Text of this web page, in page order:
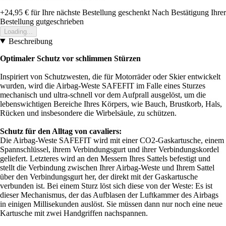
+24,95 € für Ihre nächste Bestellung geschenkt Nach Bestätigung Ihrer
Bestellung gutgeschrieben
Loading...
Beschreibung
Optimaler Schutz vor schlimmen Stürzen
Inspiriert von Schutzwesten, die für Motorräder oder Skier entwickelt
wurden, wird die Airbag-Weste SAFEFIT im Falle eines Sturzes
mechanisch und ultra-schnell vor dem Aufprall ausgelöst, um die
lebenswichtigen Bereiche Ihres Körpers, wie Bauch, Brustkorb, Hals,
Rücken und insbesondere die Wirbelsäule, zu schützen.
Schutz für den Alltag von cavaliers:
Die Airbag-Weste SAFEFIT wird mit einer CO2-Gaskartusche, einem
Spannschlüssel, ihrem Verbindungsgurt und ihrer Verbindungskordel
geliefert. Letzteres wird an den Messern Ihres Sattels befestigt und
stellt die Verbindung zwischen Ihrer Airbag-Weste und Ihrem Sattel
über den Verbindungsgurt her, der direkt mit der Gaskartusche
verbunden ist. Bei einem Sturz löst sich diese von der Weste: Es ist
dieser Mechanismus, der das Aufblasen der Luftkammer des Airbags
in einigen Millisekunden auslöst. Sie müssen dann nur noch eine neue
Kartusche mit zwei Handgriffen nachspannen.